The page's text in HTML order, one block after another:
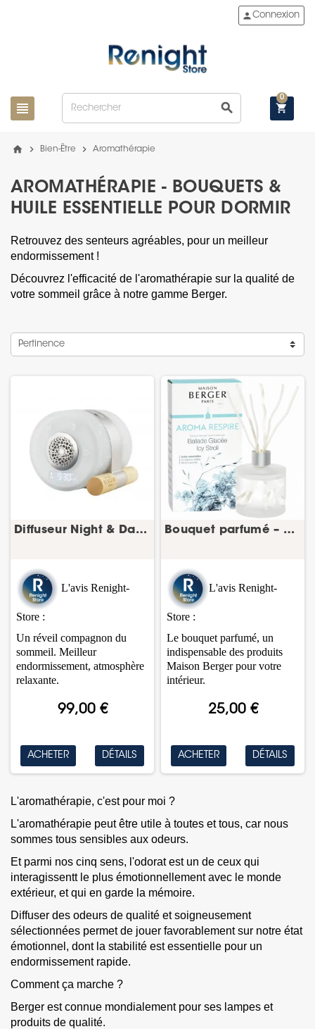
view_headline search
personConnexion
shopping_cart
0
home chevron_right Bien-Être chevron_right Aromathérapie
AROMATHÉRAPIE - BOUQUETS &
HUILE ESSENTIELLE POUR DORMIR
Retrouvez des senteurs agréables, pour un meilleur
endormissement !
Découvrez l'efficacité de l'aromathérapie sur la qualité de
votre sommeil grâce à notre gamme Berger.
Pertinence
Diffuseur Night & Day BERGER – diffuseur masque...
99,00 €
L'avis Renight-
Store :
Un réveil compagnon du
sommeil. Meilleur
endormissement, atmosphère
relaxante.
ACHETER DÉTAILS
Bouquet parfumé – Collection Aroma
25,00 €
L'avis Renight-
Store :
Le bouquet parfumé, un
indispensable des produits
Maison Berger pour votre
intérieur.
ACHETER DÉTAILS
L'aromathérapie, c'est pour moi ?
L'aromathérapie peut être utile à toutes et tous, car nous
sommes tous sensibles aux odeurs.
Et parmi nos cinq sens, l'odorat est un de ceux qui
interagissentt le plus émotionnellement avec le monde
extérieur, et qui en garde la mémoire.
Diffuser des odeurs de qualité et soigneusement
sélectionnées permet de jouer favorablement sur notre état
émotionnel, dont la stabilité est essentielle pour un
endormissement rapide.
Comment ça marche ?
Berger est connue mondialement pour ses lampes et
produits de qualité.